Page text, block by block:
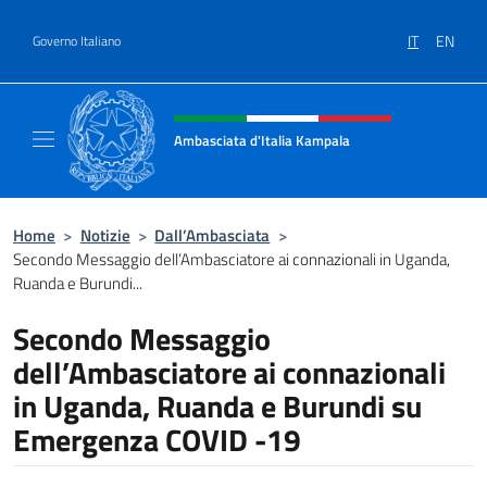
Governo Italiano IT EN
Intestazione sito, social e menù
Ambasciata d'Italia Kampala
Home > Notizie > Dall’Ambasciata >
Secondo Messaggio dell’Ambasciatore ai connazionali in Uganda,
Ruanda e Burundi...
Secondo Messaggio
dell’Ambasciatore ai connazionali
in Uganda, Ruanda e Burundi su
Emergenza COVID -19